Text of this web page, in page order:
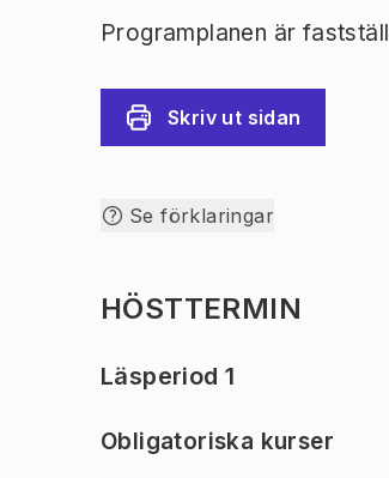
Programplanen är
Skriv ut sidan
Se förklaringar
HÖSTTERMIN
Läsperiod 1
Obligatoriska kurser